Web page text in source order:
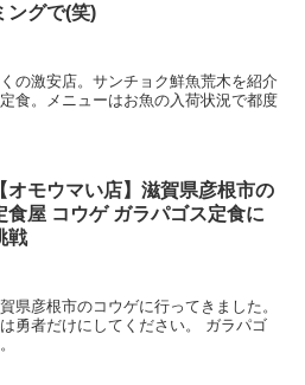
ングで(笑)
の激安店。サンチョク鮮魚荒木を紹介
食。メニューはお魚の入荷状況で都度
【オモウマい店】滋賀県彦根市の
食屋 コウゲ ガラパゴス定食に
戦
県彦根市のコウゲに行ってきました。
勇者だけにしてください。 ガラパゴ